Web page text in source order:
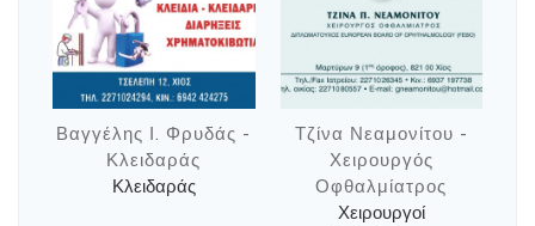
Βαγγέλης Ι. Φρυδάς -
Κλειδαράς
Κλειδαράς
Τζίνα Νεαμονίτου -
Χειρουργός
Οφθαλμίατρος
Χειρουργοί